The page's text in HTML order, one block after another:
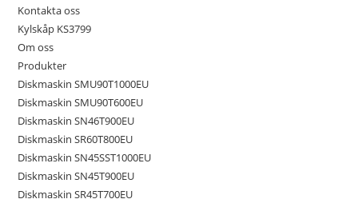
Kontakta oss
Kylskåp KS3799
Om oss
Produkter
Diskmaskin SMU90T1000EU
Diskmaskin SMU90T600EU
Diskmaskin SN46T900EU
Diskmaskin SR60T800EU
Diskmaskin SN45SST1000EU
Diskmaskin SN45T900EU
Diskmaskin SR45T700EU